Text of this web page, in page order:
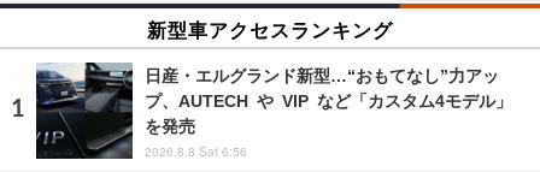
新型車アクセスランキング
日産・エルグランド新型…“おもてなし”力アッ
プ、AUTECH や VIP など「カスタム4モデル」
を発売
2026.8.8 Sat 6:56